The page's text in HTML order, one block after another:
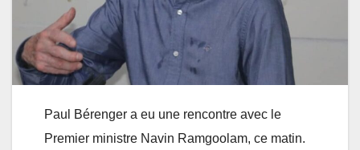
Paul Bérenger a eu une rencontre avec le
Premier ministre Navin Ramgoolam, ce matin.